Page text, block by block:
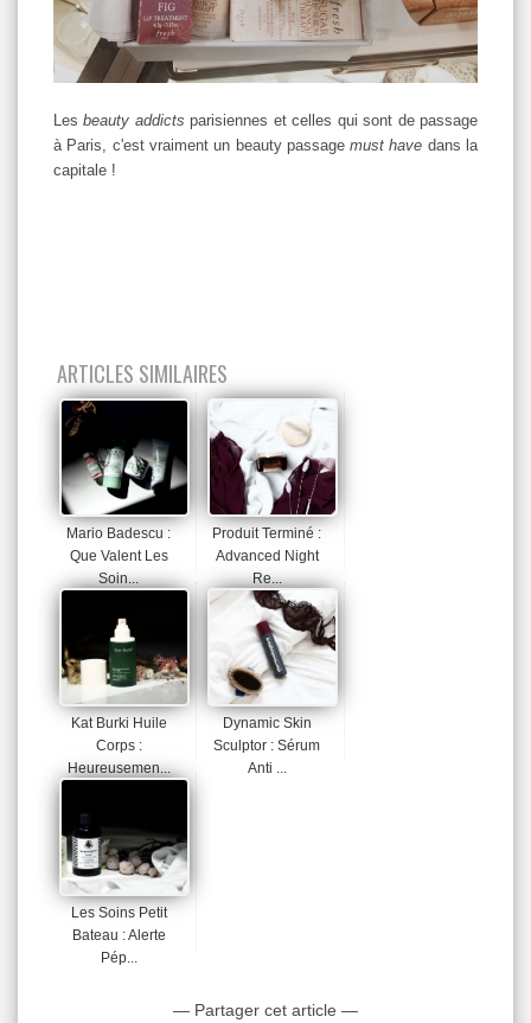
Lesbeauty addicts parisiennes et celles qui sont de passage
à Paris, c'est vraiment un beauty passagemust have dans la
capitale !
ARTICLES SIMILAIRES
Mario Badescu :
Que Valent Les
Soin...
Produit Terminé :
Advanced Night
Re...
Kat Burki Huile
Corps :
Heureusemen...
Dynamic Skin
Sculptor : Sérum
Anti ...
Les Soins Petit
Bateau : Alerte
Pép...
— Partager cet article —